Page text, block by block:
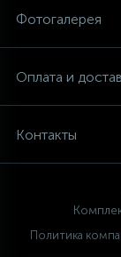
Фотогалерея
Оплата и
Контакты
Политика